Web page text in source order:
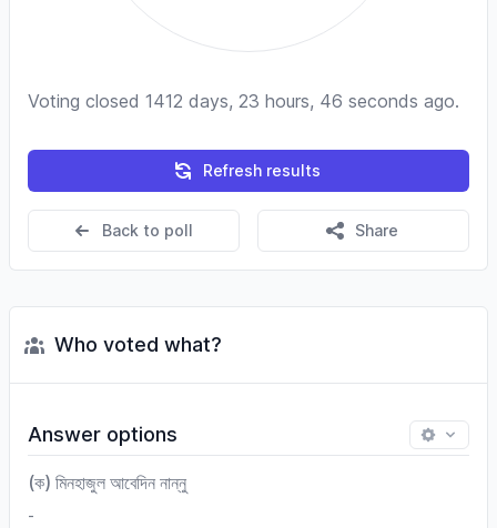
Voting closed 1412 days, 23 hours, 46 seconds ago.
Refresh results
Back to poll Share
Who voted what?
Answer options
(ক) মিনহাজুল আবেদিন নান্নু
-